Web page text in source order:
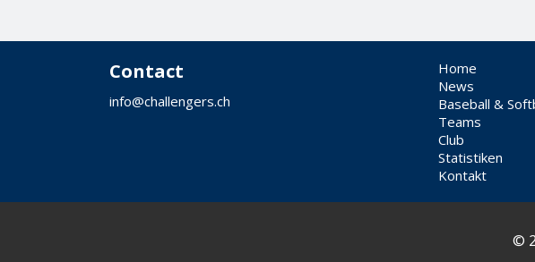
Contact
info@challengers.ch
Home
News
Baseball &
Teams
Club
Statistiken
Kontakt
©